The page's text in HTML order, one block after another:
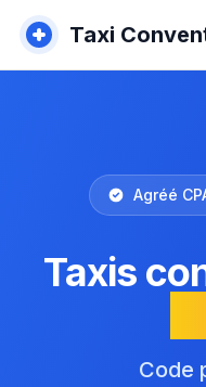
Taxi
Agréé
Taxis
Code